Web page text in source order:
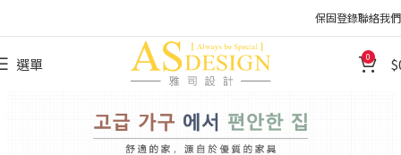
保固登錄聯絡我們
選單 0